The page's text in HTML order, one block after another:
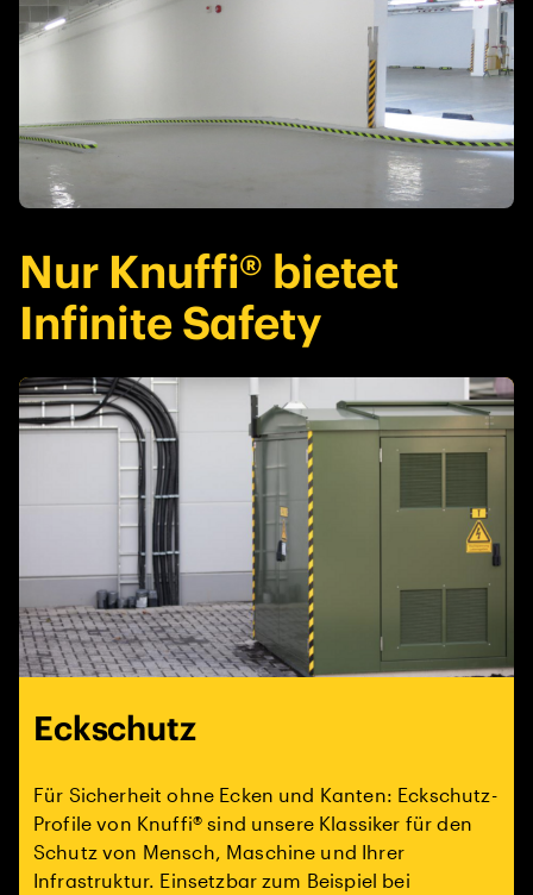
Nur Knuffi® bietet
Infinite Safety
Eckschutz
Für Sicherheit ohne Ecken und Kanten: Eckschutz-
Profile von Knuffi® sind unsere Klassiker für den
Schutz von Mensch, Maschine und Ihrer
Infrastruktur. Einsetzbar zum Beispiel bei